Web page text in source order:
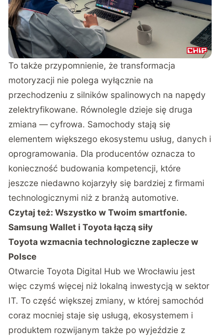
To także przypomnienie, że transformacja
motoryzacji nie polega wyłącznie na
przechodzeniu z silników spalinowych na napędy
zelektryfikowane. Równolegle dzieje się druga
zmiana — cyfrowa. Samochody stają się
elementem większego ekosystemu usług, danych i
oprogramowania. Dla producentów oznacza to
konieczność budowania kompetencji, które
jeszcze niedawno kojarzyły się bardziej z firmami
technologicznymi niż z branżą automotive.
Czytaj też:Wszystko w Twoim smartfonie.
Samsung Wallet i Toyota łączą siły
Toyota wzmacnia technologiczne zaplecze w
Polsce
Otwarcie Toyota Digital Hub we Wrocławiu jest
więc czymś więcej niż lokalną inwestycją w sektor
IT. To część większej zmiany, w której samochód
coraz mocniej staje się usługą, ekosystemem i
produktem rozwijanym także po wyjeździe z